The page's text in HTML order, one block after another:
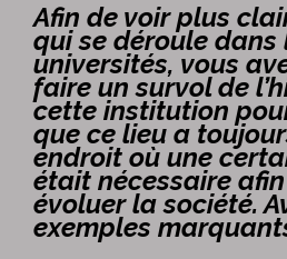
Afin de voir plus
qui se déroule dans
universités, vous
faire un survol de
cette institution
que ce lieu a
endroit où une
était nécessaire
évoluer la société.
exemples